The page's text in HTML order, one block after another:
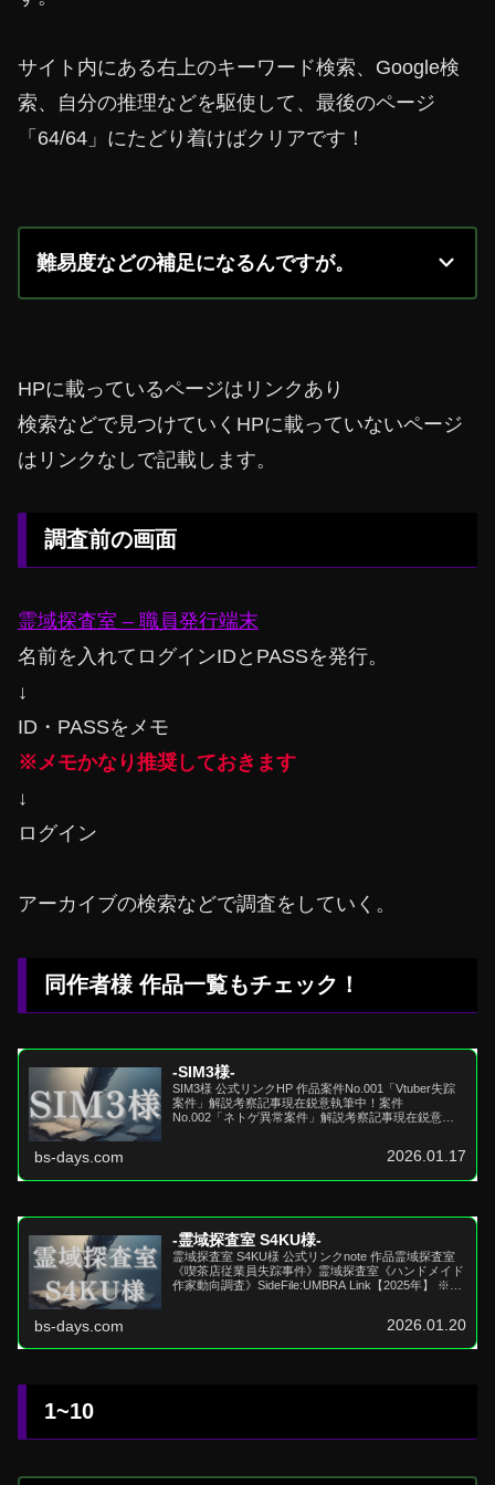
サイト内にある右上のキーワード検索、Google検
索、自分の推理などを駆使して、最後のページ
「64/64」にたどり着けばクリアです！
難易度などの補足になるんですが。
HPに載っているページはリンクあり
検索などで見つけていくHPに載っていないページ
はリンクなしで記載します。
調査前の画面
霊域探査室 – 職員発行端末
名前を入れてログインIDとPASSを発行。
↓
ID・PASSをメモ
※メモかなり推奨しておきます
↓
ログイン
アーカイブの検索などで調査をしていく。
同作者様 作品一覧もチェック！
-SIM3様-
SIM3様 公式リンクHP 作品案件No.001「Vtuber失踪
案件」解説考察記事現在鋭意執筆中！案件
No.002「ネトゲ異常案件」解説考察記事現在鋭意執
bs-days.com 2026.01.17
-霊域探査室 S4KU様-
霊域探査室 S4KU様 公式リンクnote 作品霊域探査室
《喫茶店従業員失踪事件》霊域探査室《ハンドメイド
作家動向調査》SideFile:UMBRA Link【2025年】 ※公
bs-days.com 2026.01.20
1~10